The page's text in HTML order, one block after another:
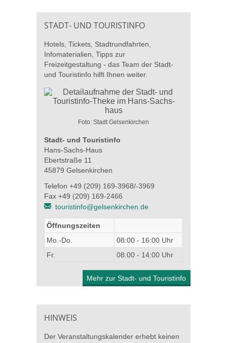
STADT- UND TOURISTINFO
Hotels, Tickets, Stadtrundfahrten,
Infomaterialien, Tipps zur
Freizeitgestaltung - das Team der Stadt-
und Touristinfo hilft Ihnen weiter.
Foto: Stadt Gelsenkirchen
Stadt- und Touristinfo
Hans-Sachs-Haus
Ebertstraße 11
45879 Gelsenkirchen
Telefon +49 (209) 169-3968/-3969
Fax +49 (209) 169-2466
touristinfo@gelsenkirchen.de
Öffnungszeiten
Mo.-Do.
08:00 - 16:00 Uhr
Fr.
08:00 - 14:00 Uhr
Mehr zur Stadt- und Touristinfo
HINWEIS
Der Veranstaltungskalender erhebt keinen